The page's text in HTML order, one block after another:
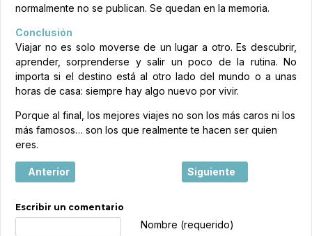
normalmente no se publican. Se quedan en la memoria.
Conclusión
Viajar no es solo moverse de un lugar a otro. Es descubrir,
aprender, sorprenderse y salir un poco de la rutina. No
importa si el destino está al otro lado del mundo o a unas
horas de casa: siempre hay algo nuevo por vivir.
Porque al final, los mejores viajes no son los más caros ni los
más famosos… son los que realmente te hacen ser quien
eres.
Artículo anterior: El boom de los city breaks en España:
Anterior Artículo siguiente: Los
Siguiente
Escribir un comentario
Nombre (requerido)